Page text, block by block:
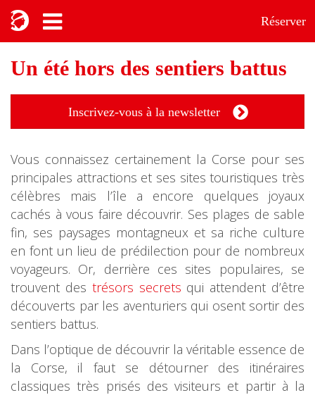
Réserver
Un été hors des sentiers battus
Inscrivez-vous à la newsletter
Vous connaissez certainement la Corse pour ses
principales attractions et ses sites touristiques très
célèbres mais l’île a encore quelques joyaux
cachés à vous faire découvrir. Ses plages de sable
fin, ses paysages montagneux et sa riche culture
en font un lieu de prédilection pour de nombreux
voyageurs. Or, derrière ces sites populaires, se
trouvent des trésors secrets qui attendent d’être
découverts par les aventuriers qui osent sortir des
sentiers battus.
Dans l’optique de découvrir la véritable essence de
la Corse, il faut se détourner des itinéraires
classiques très prisés des visiteurs et partir à la